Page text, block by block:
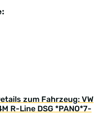
zum Fahrzeug: VW
R-Line DSG *PANO*7-